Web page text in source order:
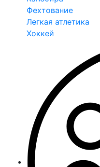
Фехтование
Легкая атлетика
Хоккей